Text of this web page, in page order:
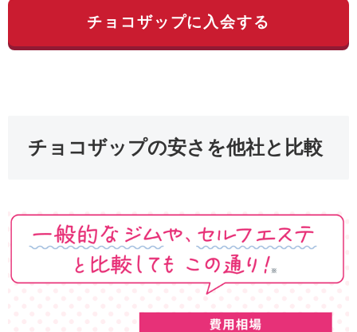
チョコザップに入会する
チョコザップの安さを他社と比較